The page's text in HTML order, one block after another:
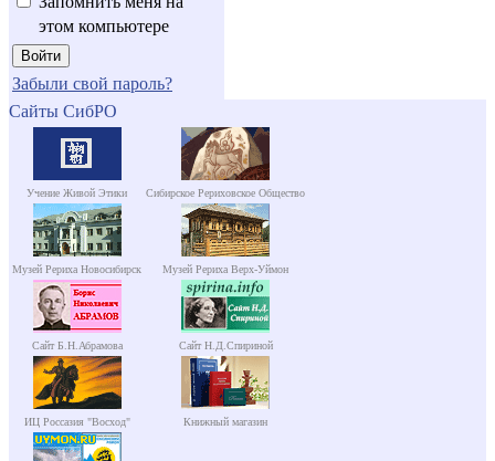
этом компьютере
Забыли свой пароль?
Сайты СибРО
Учение Живой Этики Сибирское Рериховское Общество
Музей Рериха Новосибирск Музей Рериха Верх-Уймон
Сайт Б.Н.Абрамова Сайт Н.Д.Спириной
ИЦ Россазия "Восход" Книжный магазин